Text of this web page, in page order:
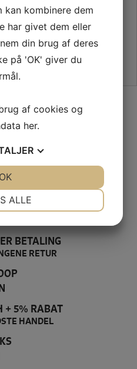
VED 399,-
HVERDAGE
BETALING
RETUR
+ 5% RABAT
HANDEL
kan kombinere dem
har givet dem eller
din brug af deres
på 'OK' giver du
af cookies og
her.
STATISTIK
ALLE
OK